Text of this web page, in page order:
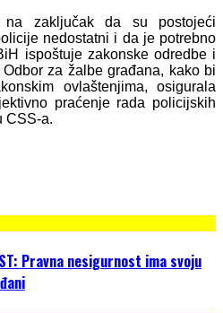
na zaključak da su postojeći
nedostatni i da je potrebno
ispoštuje zakonske odredbe i
za žalbe građana, kako bi
ovlaštenjima, osigurala
praćenje rada policijskih
CSS-a.
Pravna nesigurnost ima svoju